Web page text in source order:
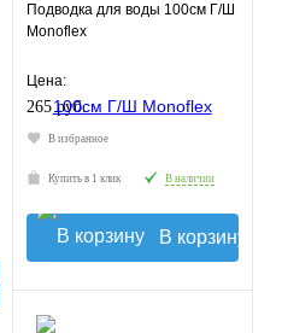
Подводка для воды 100см Г/Ш
Monoflex
Цена:
265 руб.
В избранное
Купить в 1 клик В наличии
В корзину